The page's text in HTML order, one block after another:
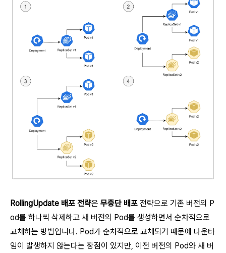
RollingUpdate 배포 전략은 무중단 배포 전략으로 기존 버전의 P
od를 하나씩 삭제하고 새 버전의 Pod를 생성하면서 순차적으로
교체하는 방법입니다. Pod가 순차적으로 교체되기 때문에 다운타
임이 발생하지 않는다는 장점이 있지만, 이전 버전의 Pod와 새 버